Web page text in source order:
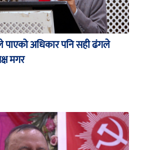
अधिकार पनि सही ढंगले
मगर